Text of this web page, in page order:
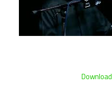
Download